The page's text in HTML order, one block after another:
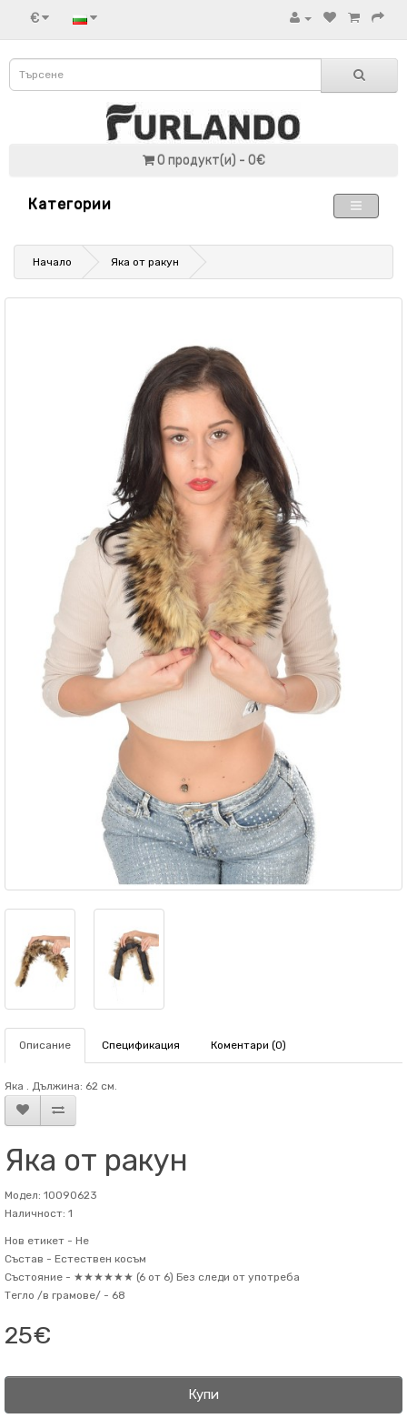
€
0 продукт(и) - 0€
Категории
Начало Яка от ракун
Описание Спецификация Коментари (0)
Яка . Дължина: 62 см.
Яка от ракун
Модел: 10090623
Наличност: 1
Нов етикет - Не
Състав - Естествен косъм
Състояние - ★★★★★★ (6 от 6) Без следи от употреба
Тегло /в грамове/ - 68
25€
Купи